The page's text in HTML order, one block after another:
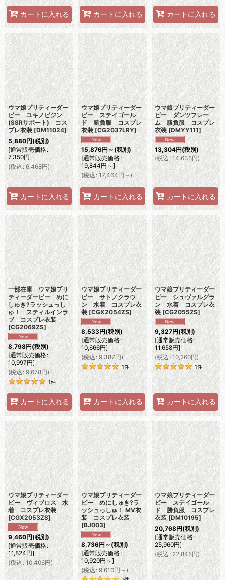
カートに入れる カートに入れる カートに入れる
ウマ娘プリティーダー
ビー ユキノビジン
(SSRサポート) コス
プレ衣装 [DM11024]
5,880円(税別)
[通常販売価格:
7,350円]
(税込: 6,468円)
カートに入れる
ウマ娘プリティーダー
ビー ステイゴール
ド 勝負服 コスプレ
衣装 [CG2037LRY]
15,876円～(税別)
[通常販売価格:
19,844円～]
(税込: 17,464円～)
カートに入れる
ウマ娘プリティーダー
ビー ダンツフレー
ム 勝負服 コスプレ
衣装 [DMYY111]
13,304円(税別)
(税込: 14,635円)
カートに入れる
一部在庫 ウマ娘プリ
ティーダービー めに
しゅき?ラッシュっし
ゅ！ スティルインラ
ブ コスプレ衣装
[CG2069ZS]
8,798円(税別)
[通常販売価格:
10,997円]
(税込: 9,678円)
1件
カートに入れる
ウマ娘プリティーダー
ビー サトノクラウ
ン 水着 コスプレ衣
装 [CGX2054ZS]
8,533円(税別)
[通常販売価格:
10,666円]
(税込: 9,387円)
1件
カートに入れる
ウマ娘プリティーダー
ビー シュヴァルグラ
ン 水着 コスプレ衣
装 [CG2055ZS]
9,327円(税別)
[通常販売価格:
11,658円]
(税込 : 10,260円)
1件
カートに入れる
ウマ娘プリティーダー
ビー ヴィブロス 水
着 コスプレ衣装
[CGX2053ZS]
9,460円(税別)
[通常販売価格:
11,824円]
(税込 : 10,406円)
ウマ娘プリティーダー
ビー めにしゅき?ラ
ッシュっしゅ！ MV衣
装 コスプレ衣装
[BJ003]
8,736円～(税別)
[通常販売価格:
10,920円～]
(税込: 9,610円 ～)
ウマ娘プリティーダー
ビー ステイゴール
ド 勝負服 コスプレ
衣装 [DM10195]
20,768円(税別)
[通常販売価格:
25,960円]
(税込: 22,845円)